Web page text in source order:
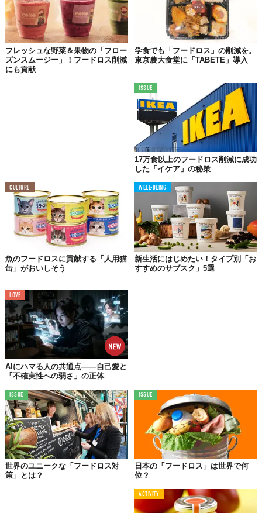
©河淳株式会社
TABI LABO
この世界は、もっと広いはずだ。
フレッシュな野菜＆果物の「フロー
ズンスムージー」！フードロス削減
にも貢献
学食でも「フードロス」の削減を。
東京農大食堂に「TABETE」導入
ISSUE
17万食以上のフードロス削減に成功
した「イケア」の秘策
CULTURE
魚のフードロスに貢献する「人用猫
缶」がおいしそう
WELL-BEING
新生活にはじめたい！タイプ別「お
すすめのサブスク」5選
LOVE
AIにハマる人の共通点——自己愛と
「不確実性への弱さ」の正体
ISSUE
世界のユニークな「フードロス対
策」とは？
ISSUE
日本の「フードロス」は世界で何
位？
ACTIVITY